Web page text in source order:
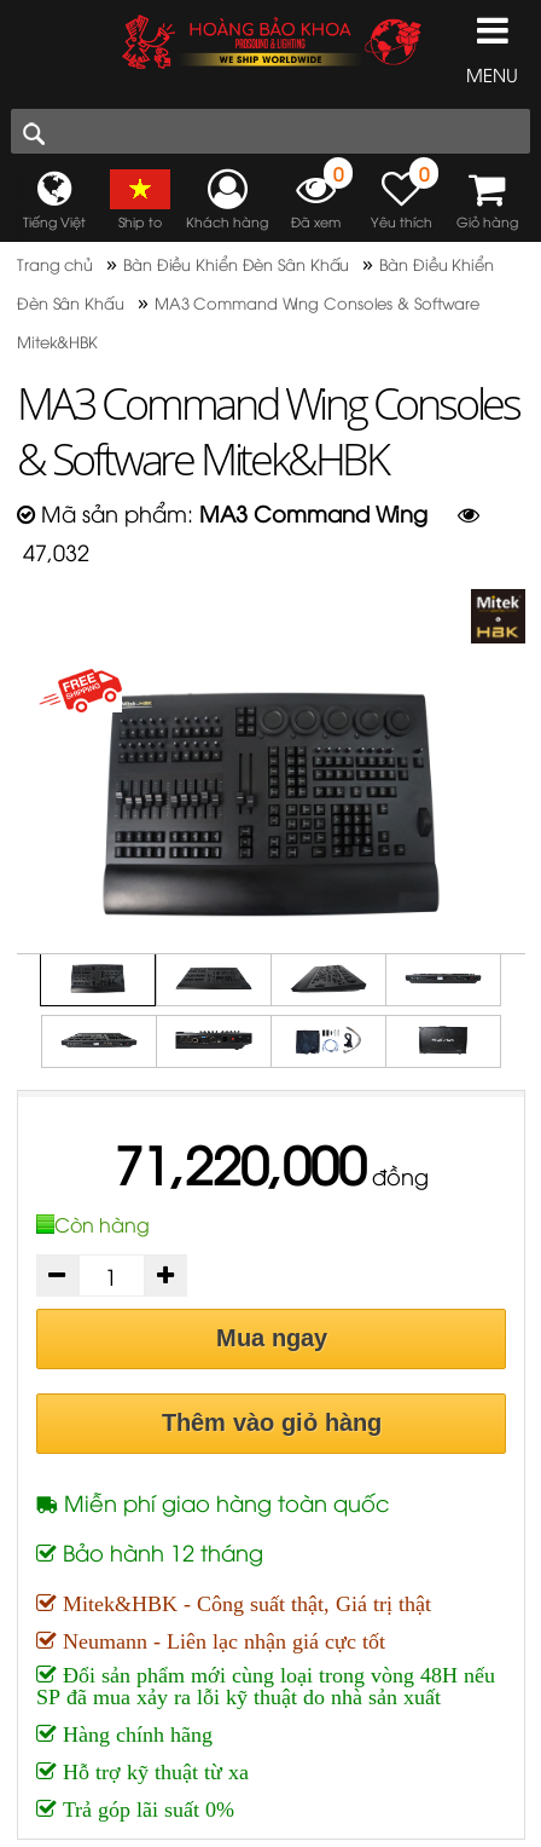
MENU
Tiếng Việt Ship to Khách hàng
0
Đã xem
0
Yêu thích Giỏ hàng
Trang chủ » Bàn Điều Khiển Đèn Sân Khấu » Bàn Điều Khiển
Đèn Sân Khấu
» MA3 Command Wing Consoles & Software
Mitek&HBK
MA3 Command Wing Consoles
& Software Mitek&HBK
Mã sản phẩm: MA3 Command Wing
47,032
71,220,000đồng
Còn hàng
Mua ngay
Thêm vào giỏ hàng
Miễn phí giao hàng toàn quốc
Bảo hành 12 tháng
Mitek&HBK - Công suất thật, Giá trị thật
Neumann - Liên lạc nhận giá cực tốt
Đổi sản phẩm mới cùng loại trong vòng 48H nếu
SP đã mua xảy ra lỗi kỹ thuật do nhà sản xuất
Hàng chính hãng
Hỗ trợ kỹ thuật từ xa
Trả góp lãi suất 0%